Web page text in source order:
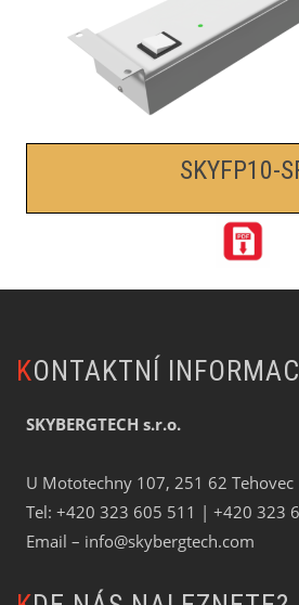
SKYFP10-
KONTAKTNÍ
SKYBERGTECH s.r.o.
U Mototechny 107, 251 62 Tehovec
Tel: +420 323 605 511 | +420 323
Email – info@skybergtech.com